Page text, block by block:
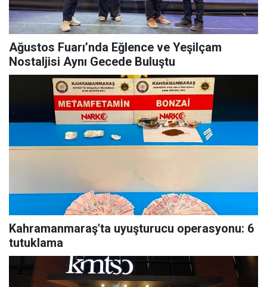
Ağustos Fuarı’nda Eğlence ve Yeşilçam
Nostaljisi Aynı Gecede Buluştu
Kahramanmaraş'ta uyuşturucu operasyonu: 6
tutuklama